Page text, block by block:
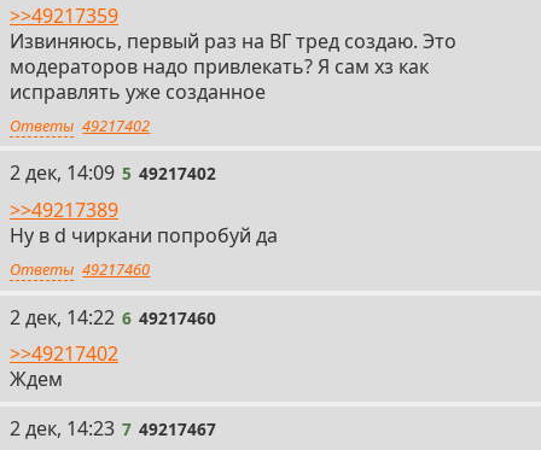
>>49217359
Извиняюсь, первый раз на ВГ тред создаю. Это
модераторов надо привлекать? Я сам хз как
исправлять уже созданное
Ответы 49217402
5
2 дек, 14:09 5 49217402
>>49217389
Ну в d чиркани попробуй да
Ответы 49217460
6
2 дек, 14:22 6 49217460
>>49217402
Ждем
7
2 дек, 14:23 7 49217467